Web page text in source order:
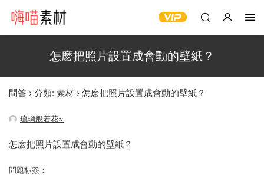
怎麽把照片設置成會動的壁紙？
問答 › 分類: 素材 › 怎麽把照片設置成會動的壁紙？
琉璃般若花≈
怎麽把照片設置成會動的壁紙？
問題标簽：